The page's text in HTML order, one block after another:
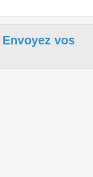
Envoyez vos